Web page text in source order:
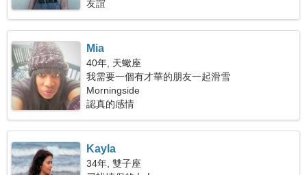
友誼
Mia
40年, 天蠍座
我需要一個有才華的朋友一起滑雪
Morningside
認真的感情
Kayla
34年, 雙子座